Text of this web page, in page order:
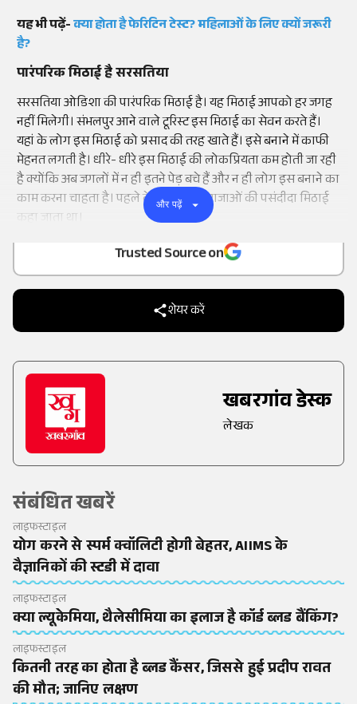
Add
as a
Trusted Source on
शेयर करें
खबरगांव डेस्क
लेखक
संबंधित खबरें
लाइफस्टाइल
योग करने से स्पर्म क्वॉलिटी होगी बेहतर, AIIMS के
वैज्ञानिकों की स्टडी में दावा
लाइफस्टाइल
क्या ल्यूकेमिया, थैलेसीमिया का इलाज है कॉर्ड ब्लड बैंकिंग?
लाइफस्टाइल
कितनी तरह का होता है ब्लड कैंसर, जिससे हुई प्रदीप रावत
की मौत; जानिए लक्षण
यह भी पढ़ें-क्या होता हैफेरिटिनटेस्ट? महिलाओं के लिए क्यों जरूरी
है?
पारंपरिक मिठाई है सरसतिया
सरसतिया ओडिशा की पारंपरिक मिठाई है। यह मिठाई आपको हर जगह
नहीं मिलेगी। संभलपुर आने वाले टूरिस्ट इस मिठाई का सेवन करते हैं।
यहां के लोग इस मिठाई को प्रसाद की तरह खाते हैं। इसे बनाने में काफी
मेहनत लगती है। धीरे- धीरे इस मिठाई की लोकप्रियता कम होती जा रही
है क्योंकि अब जगलों में न ही इतने पेड़ बचे हैं और न ही लोग इस बनाने का
काम करना चाहता है। पहले के समय में इसे राजाओं की पसंदीदा मिठाई
कहा जाता था।
और पढ़ें